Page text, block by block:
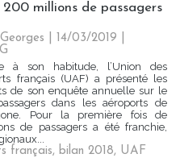
millions de passagers
| 14/03/2019
à son habitude, l’Union des
français (UAF) a présenté les
de son enquête annuelle sur le
dans les aéroports de
Pour la première fois de
de passagers a été franchie,
français, bilan 2018, UAF